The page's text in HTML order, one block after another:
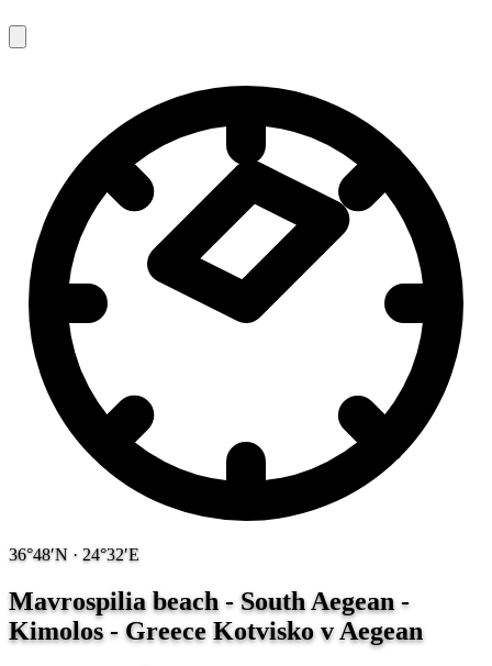
36°48′N · 24°32′E
Mavrospilia beach - South Aegean -
Kimolos - Greece Kotvisko v Aegean